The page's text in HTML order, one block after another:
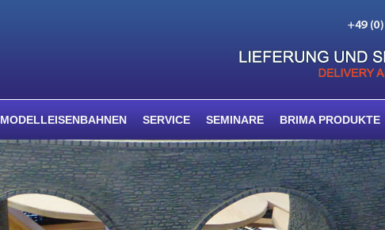
MODELLEISENBAHNEN SERVICE SEMINARE BRIMA PRODUKTE